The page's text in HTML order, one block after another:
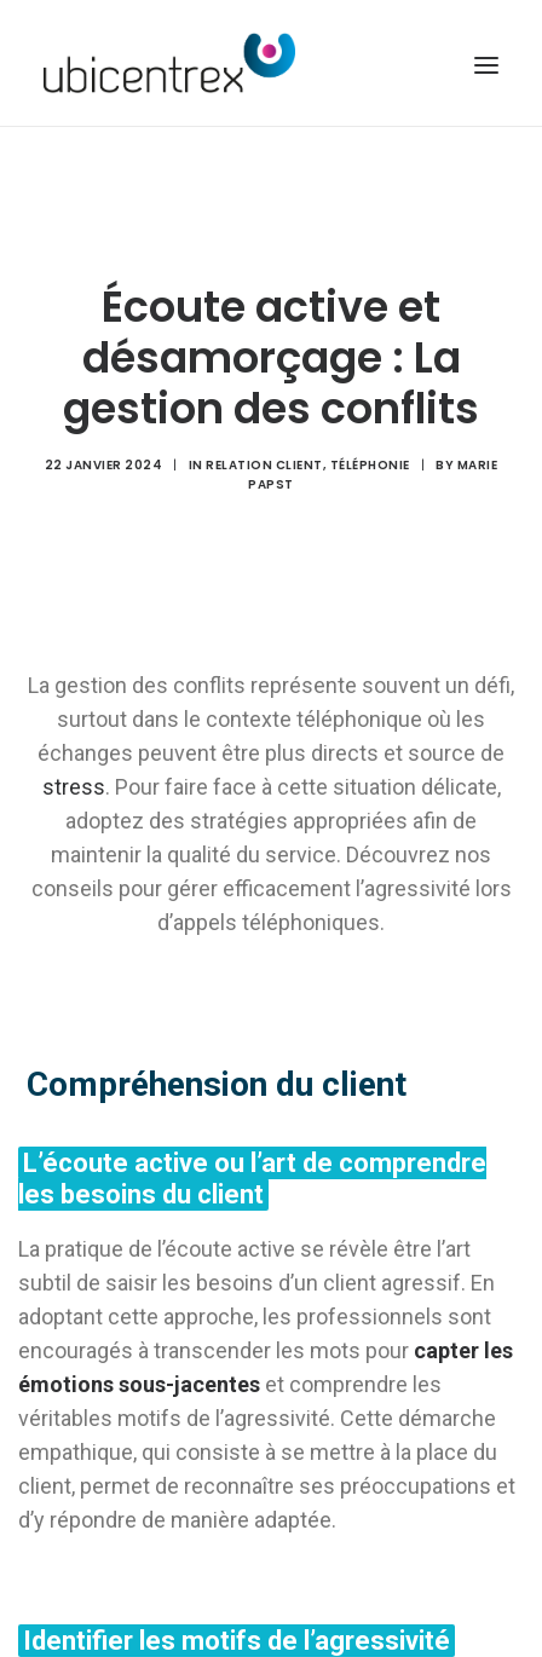
CONTACT
ACCÈS CLIENT
Écoute active et
désamorçage : La
gestion des conflits
22 JANVIER 2024 | INRELATION CLIENT, TÉLÉPHONIE | BY MARIE
PAPST
La gestion des conflits représente souvent un défi,
surtout dans le contexte téléphonique où les
échanges peuvent être plus directs et source de
stress. Pour faire face à cette situation délicate,
adoptez des stratégies appropriées afin de
maintenir la qualité du service. Découvrez nos
conseils pour gérer efficacement l’agressivité lors
d’appels téléphoniques.
Compréhension du client
L’écoute active ou l’art de comprendre
les besoins du client
La pratique de l’écoute active se révèle être l’art
subtil de saisir les besoins d’un client agressif. En
adoptant cette approche, les professionnels sont
encouragés à transcender les mots pour capter les
émotions sous-jacentes et comprendre les
véritables motifs de l’agressivité. Cette démarche
empathique, qui consiste à se mettre à la place du
client, permet de reconnaître ses préoccupations et
d’y répondre de manière adaptée.
Identifier les motifs de l’agressivité